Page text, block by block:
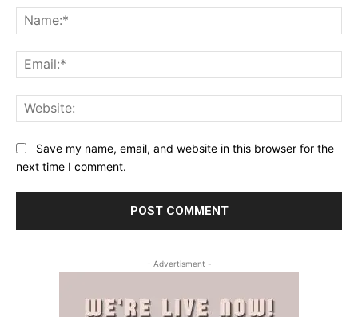
Save my name, email, and website in this browser for the
next time I comment.
- Advertisment -